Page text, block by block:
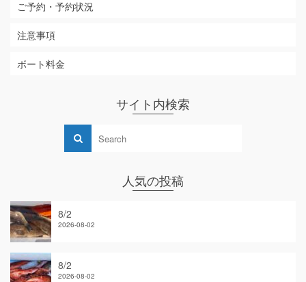
ご予約・予約状況
注意事項
ボート料金
サイト内検索
人気の投稿
8/2
2026-08-02
8/2
2026-08-02